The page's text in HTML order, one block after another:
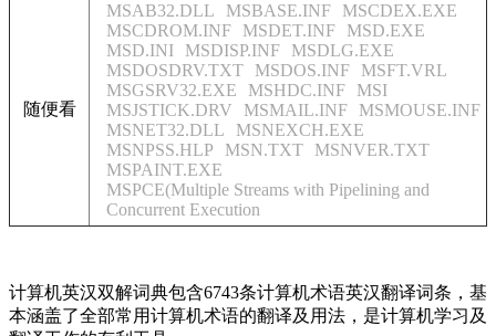
随便看
MSAB32.DLL MSBASE.INF
MSCDEX.EXE
MSCDROM.INF
MSDET.INF
MSD.EXE
MSD.INI
MSDISP.INF
MSDLG.EXE
MSDOSDRV.TXT
MSDOS.INF
MSFT.VRL
MSGSRV32.EXE
MSHDC.INF
MSI
MSJSTICK.DRV
MSMAIL.INF
MSMOUSE.INF
MSNET32.DLL
MSNEXCH.EXE
MSNPSS.HLP
MSN.TXT
MSNVER.TXT
MSPAINT.EXE
MSPCE(Multiple Streams with Pipelining and
Concurrent Execution
计算机英汉双解词典包含6743条计算机术语英汉翻译词条，基
本涵盖了全部常用计算机术语的翻译及用法，是计算机学习及